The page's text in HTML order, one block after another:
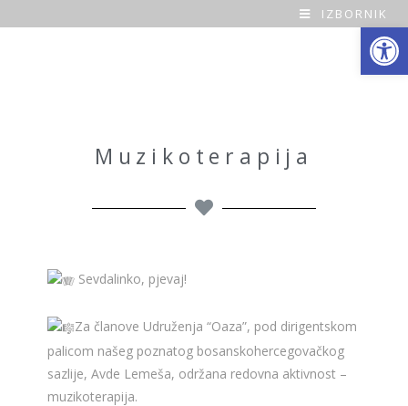
Open toolbar
O
IZBORNIK
Muzikoterapija
Sevdalinko, pjevaj!
Za članove Udruženja “Oaza”, pod dirigentskom
palicom našeg poznatog bosanskohercegovačkog
sazlije, Avde Lemeša, održana redovna aktivnost –
muzikoterapija.